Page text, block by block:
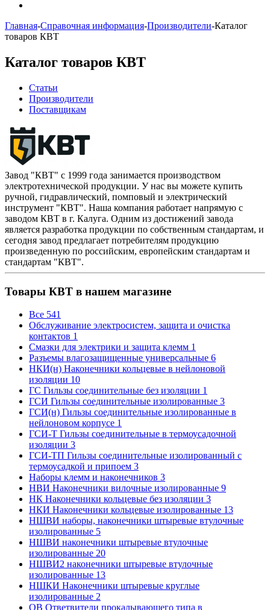
Главная-Справочная информация-Производители-Каталог
товаров КВТ
Каталог товаров КВТ
Статьи
Производители
Поставщикам
Завод "КВТ" с 1999 года занимается производством
электротехнической продукции. У нас вы можете купить
ручной, гидравлический, помповый и электрический
инструмент "КВТ". Наша компания работает напрямую с
заводом КВТ в г. Калуга. Одним из достижений завода
является разработка продукции по собственным стандартам, и
сегодня завод предлагает потребителям продукцию
произведенную по российским, европейским стандартам и
стандартам "КВТ".
Товары КВТ в нашем магазине
Все 541
Обслуживание электросистем, защита и очистка
контактов 1
Смазки для электрики и защита клемм 1
Разъемы влагозащищенные универсальные 6
НКИ(н) Наконечники кольцевые в нейлоновой
изоляции 10
ГС Гильзы соединительные без изоляции 1
ГСИ Гильзы соединительные изолированные 3
ГСИ(н) Гильзы соединительные изолированные в
нейлоновом корпусе 1
ГСИ-Т Гильзы соединительные в термоусадочной
изоляции 3
ГСИ-ТП Гильзы соединительные изолированный с
термоусадкой и припоем 3
Наборы клемм и наконечников 3
НВИ Наконечники вилочные изолированные 9
НК Наконечники кольцевые без изоляции 3
НКИ Наконечники кольцевые изолированные 13
НШВИ наборы, наконечники штыревые втулочные
изолированные 5
НШВИ наконечники штыревые втулочные
изолированные 20
НШВИ2 наконечники штыревые втулочные
изолированные 13
НШКИ Наконечники штыревые круглые
изолированные 2
ОВ Ответвители прокалывающего типа в